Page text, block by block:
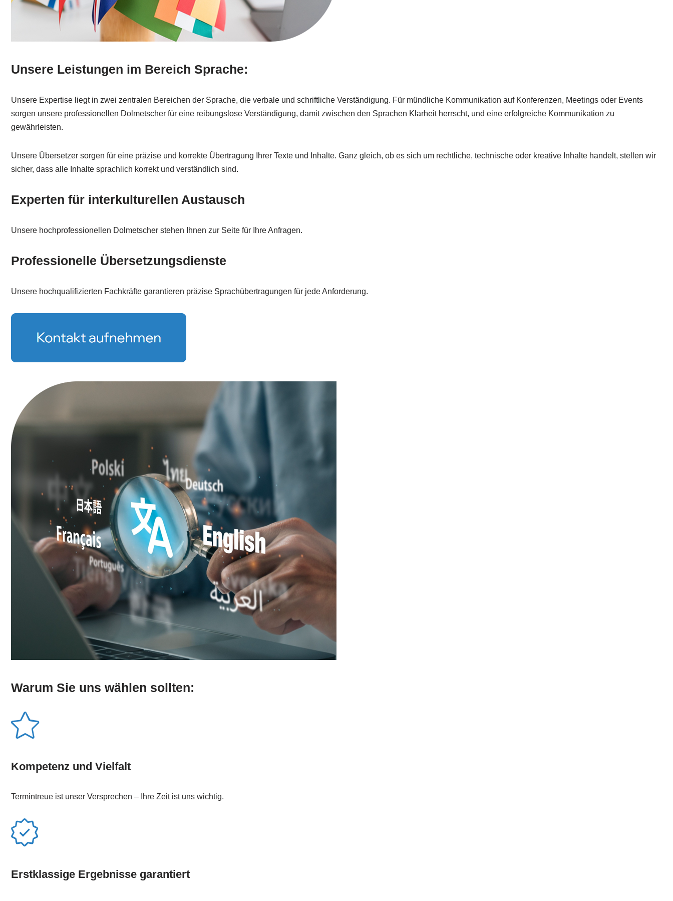
Unsere Leistungen im Bereich Sprache:
Unsere Expertise liegt in zwei zentralen Bereichen der Sprache, die verbale und schriftliche Verständigung. Für mündliche Kommunikation auf Konferenzen, Meetings oder Events
sorgen unsere professionellen Dolmetscher für eine reibungslose Verständigung, damit zwischen den Sprachen Klarheit herrscht, und eine erfolgreiche Kommunikation zu
gewährleisten.
Unsere Übersetzer sorgen für eine präzise und korrekte Übertragung Ihrer Texte und Inhalte. Ganz gleich, ob es sich um rechtliche, technische oder kreative Inhalte handelt, stellen wir
sicher, dass alle Inhalte sprachlich korrekt und verständlich sind.
Experten für interkulturellen Austausch
Unsere hochprofessionellen Dolmetscher stehen Ihnen zur Seite für Ihre Anfragen.
Professionelle Übersetzungsdienste
Unsere hochqualifizierten Fachkräfte garantieren präzise Sprachübertragungen für jede Anforderung.
Warum Sie uns wählen sollten:
Kompetenz und Vielfalt
Termintreue ist unser Versprechen – Ihre Zeit ist uns wichtig.
Erstklassige Ergebnisse garantiert